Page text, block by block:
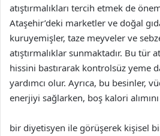
atıştırmalıkları tercih etmek de
Ataşehir’deki marketler ve doğal
kuruyemişler, taze meyveler ve
atıştırmalıklar sunmaktadır. Bu tür
hissini bastırarak kontrolsüz yeme
yardımcı olur. Ayrıca, bu besinler,
enerjiyi sağlarken, boş kalori alımını
bir diyetisyen ile görüşerek kişisel